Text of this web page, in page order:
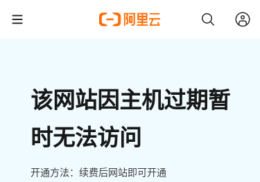
该网站因主机过期暂
时无法访问
开通方法：续费后网站即可开通